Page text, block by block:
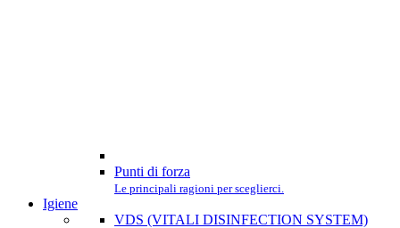
Punti di forza
Le principali ragioni per sceglierci.
Igiene
VDS (VITALI DISINFECTION SYSTEM)